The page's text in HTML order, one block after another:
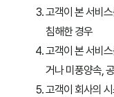
고객이 본 서비
침해한 경우
고객이 본 서비
거나 미풍양속,
고객이 회사의